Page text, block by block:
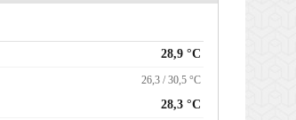
28,9 °C
26,3 / 30,5 °C
28,3 °C